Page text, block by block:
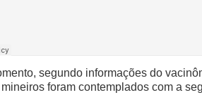
segundo informações do
foram contemplados com a